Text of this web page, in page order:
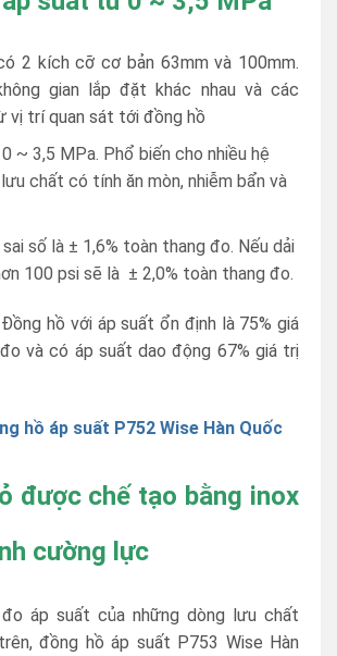
2 kích cỡ cơ bản 63mm và 100mm.
gian lắp đặt khác nhau và các
vị trí quan sát tới đồng hồ
~ 3,5 MPa. Phổ biến cho nhiều hệ
chất có tính ăn mòn, nhiễm bẩn và
số là ± 1,6% toàn thang đo. Nếu dải
100 psi sẽ là ± 2,0% toàn thang đo.
hồ với áp suất ổn định là 75% giá
và có áp suất dao động 67% giá trị
hồ áp suất P752 Wise Hàn Quốc
được chế tạo bằng inox
cường lực
áp suất của những dòng lưu chất
đồng hồ áp suất P753 Wise Hàn